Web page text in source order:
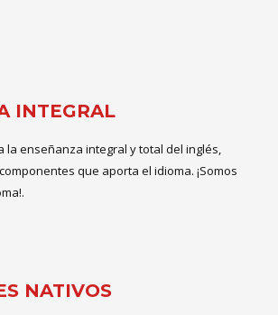
INTEGRAL
la enseñanza integral y total del inglés,
que aporta el idioma. ¡Somos
NATIVOS